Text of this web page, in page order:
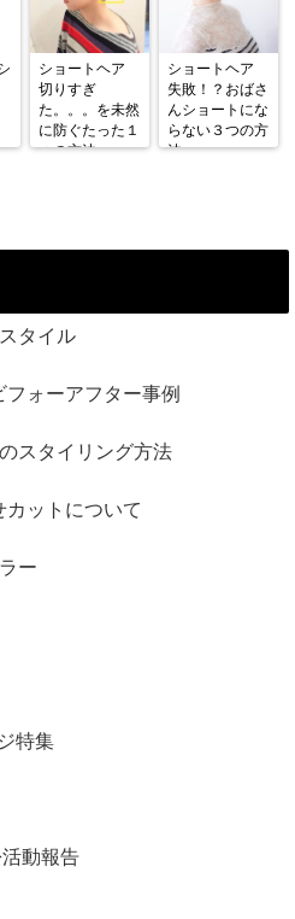
ショートヘア
切りすぎ
た。。。を未然
に防ぐたった１
つの方法
ショートヘア
失敗！？おばさ
んショートにな
らない３つの方
法
タイル
ォーアフター事例
スタイリング方法
カットについて
ー
特集
動報告